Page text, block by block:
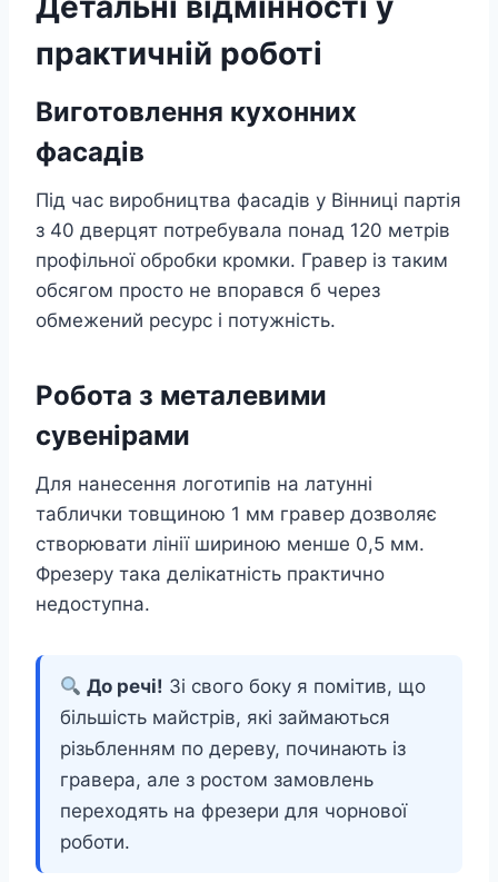
практичній роботі
Виготовлення кухонних
фасадів
Під час виробництва фасадів у Вінниці партія
з 40 дверцят потребувала понад 120 метрів
профільної обробки кромки. Гравер із таким
обсягом просто не впорався б через
обмежений ресурс і потужність.
Робота з металевими
сувенірами
Для нанесення логотипів на латунні
таблички товщиною 1 мм гравер дозволяє
створювати лінії шириною менше 0,5 мм.
Фрезеру така делікатність практично
недоступна.
До речі! Зі свого боку я помітив, що
більшість майстрів, які займаються
різьбленням по дереву, починають із
гравера, але з ростом замовлень
переходять на фрезери для чорнової
роботи.